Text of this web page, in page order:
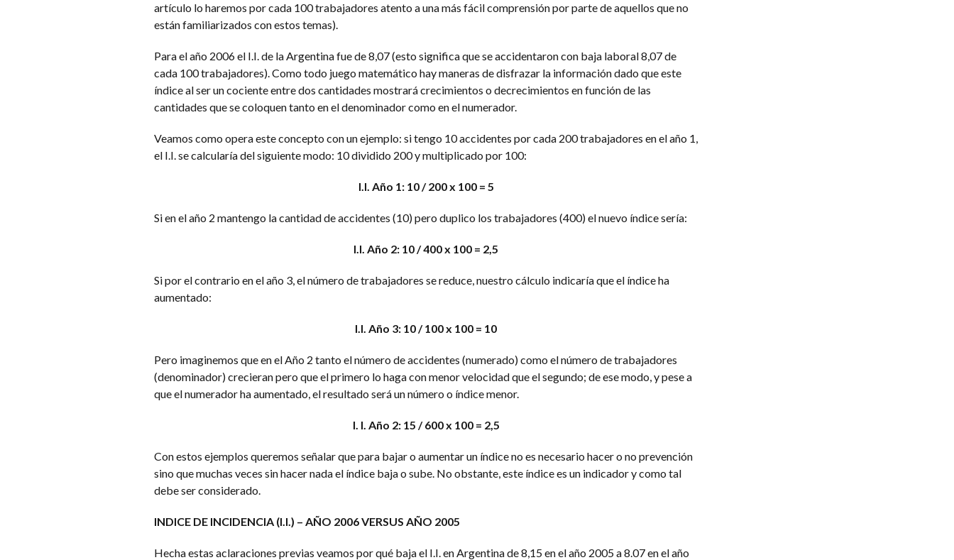
artículo lo haremos por cada 100 trabajadores atento a una más fácil comprensión por parte de aquellos que no
están familiarizados con estos temas).
Para el año 2006 el I.I. de la Argentina fue de 8,07 (esto significa que se accidentaron con baja laboral 8,07 de
cada 100 trabajadores). Como todo juego matemático hay maneras de disfrazar la información dado que este
índice al ser un cociente entre dos cantidades mostrará crecimientos o decrecimientos en función de las
cantidades que se coloquen tanto en el denominador como en el numerador.
Veamos como opera este concepto con un ejemplo: si tengo 10 accidentes por cada 200 trabajadores en el año 1,
el I.I. se calcularía del siguiente modo: 10 dividido 200 y multiplicado por 100:
I.I. Año 1: 10 / 200 x 100 = 5
Si en el año 2 mantengo la cantidad de accidentes (10) pero duplico los trabajadores (400) el nuevo índice sería:
I.I. Año 2: 10 / 400 x 100 = 2,5
Si por el contrario en el año 3, el número de trabajadores se reduce, nuestro cálculo indicaría que el índice ha
aumentado:
I.I. Año 3: 10 / 100 x 100 = 10
Pero imaginemos que en el Año 2 tanto el número de accidentes (numerado) como el número de trabajadores
(denominador) crecieran pero que el primero lo haga con menor velocidad que el segundo; de ese modo, y pese a
que el numerador ha aumentado, el resultado será un número o índice menor.
I. I. Año 2: 15 / 600 x 100 = 2,5
Con estos ejemplos queremos señalar que para bajar o aumentar un índice no es necesario hacer o no prevención
sino que muchas veces sin hacer nada el índice baja o sube. No obstante, este índice es un indicador y como tal
debe ser considerado.
INDICE DE INCIDENCIA (I.I.) – AÑO 2006 VERSUS AÑO 2005
Hecha estas aclaraciones previas veamos por qué baja el I.I. en Argentina de 8,15 en el año 2005 a 8.07 en el año